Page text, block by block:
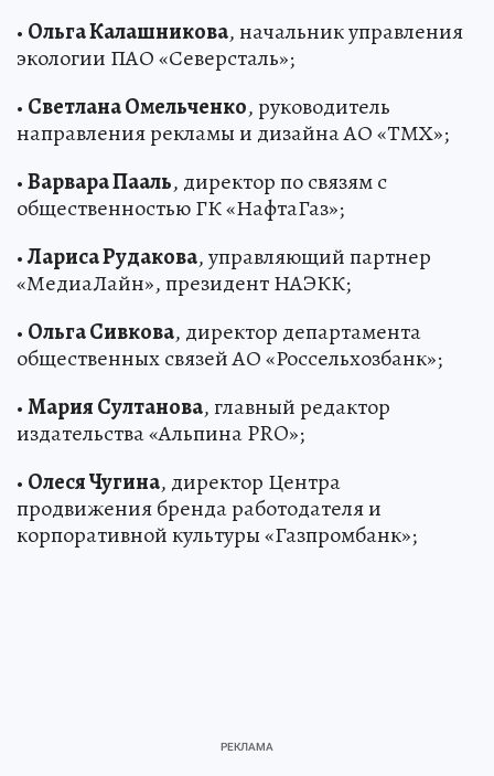
• Ольга Калашникова, начальник управления
экологии ПАО «Северсталь»;
• Светлана Омельченко, руководитель
направления рекламы и дизайна АО «ТМХ»;
•Варвара Пааль, директор по связям с
общественностью ГК «НафтаГаз»;
•Лариса Рудакова, управляющий партнер
«МедиаЛайн», президент НАЭКК;
• Ольга Сивкова, директор департамента
общественных связей АО «Россельхозбанк»;
•Мария Султанова, главный редактор
издательства «Альпина PRO»;
• Олеся Чугина, директор Центра
продвижения бренда работодателя и
корпоративной культуры «Газпромбанк»;